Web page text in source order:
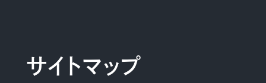
サイトマップ